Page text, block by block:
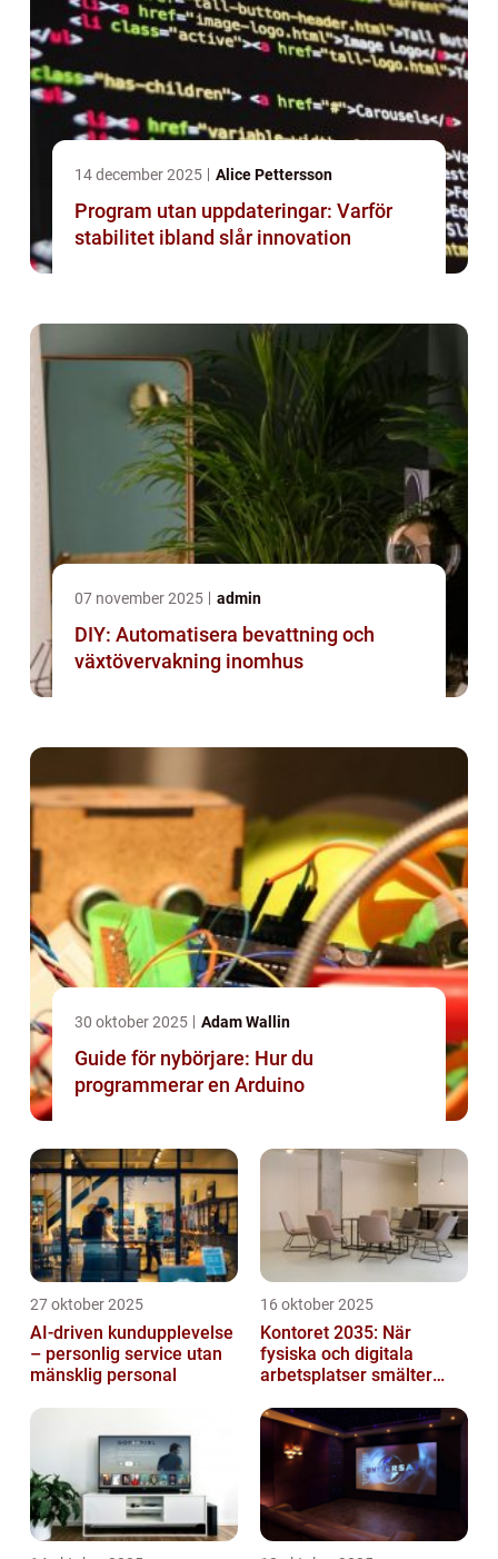
14 december 2025 Alice Pettersson
Program utan uppdateringar: Varför
stabilitet ibland slår innovation
07 november 2025 admin
DIY: Automatisera bevattning och
växtövervakning inomhus
30 oktober 2025 Adam Wallin
Guide för nybörjare: Hur du
programmerar en Arduino
27 oktober 2025
AI-driven kundupplevelse
– personlig service utan
mänsklig personal
16 oktober 2025
Kontoret 2035: När
fysiska och digitala
arbetsplatser smälter